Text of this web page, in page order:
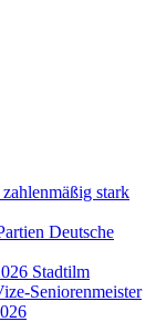
stark
Deutsche
Stadtilm
Seniorenmeister